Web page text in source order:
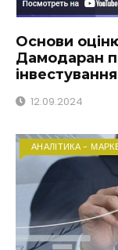
Основи
Дамодаран
інвестування
12.09.2024
АНАЛІТИКА -